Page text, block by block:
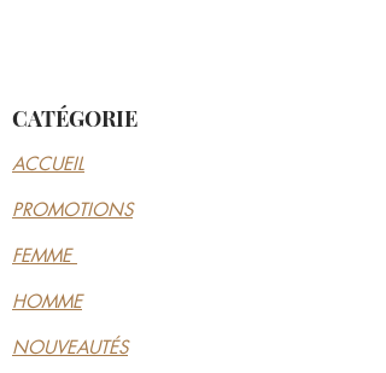
CATÉGORIE
ACCUEIL
PROMOTIONS
FEMME
HOMME
NOUVEAUTÉS